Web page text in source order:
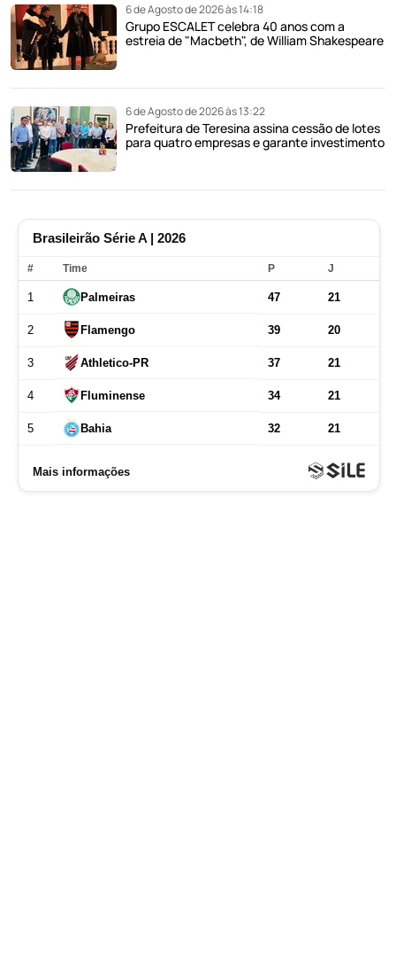
6 de Agosto de 2026 às 14:18
Grupo ESCALET celebra 40 anos com a
estreia de "Macbeth", de William Shakespeare
6 de Agosto de 2026 às 13:22
Prefeitura de Teresina assina cessão de lotes
para quatro empresas e garante investimento